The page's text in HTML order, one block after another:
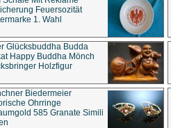
Feuersozität
1. Wahl
Glücksbuddha Budda
Happy Buddha Mönch
Holzfigur
Biedermeier
Ohrringe
585 Granate Simili